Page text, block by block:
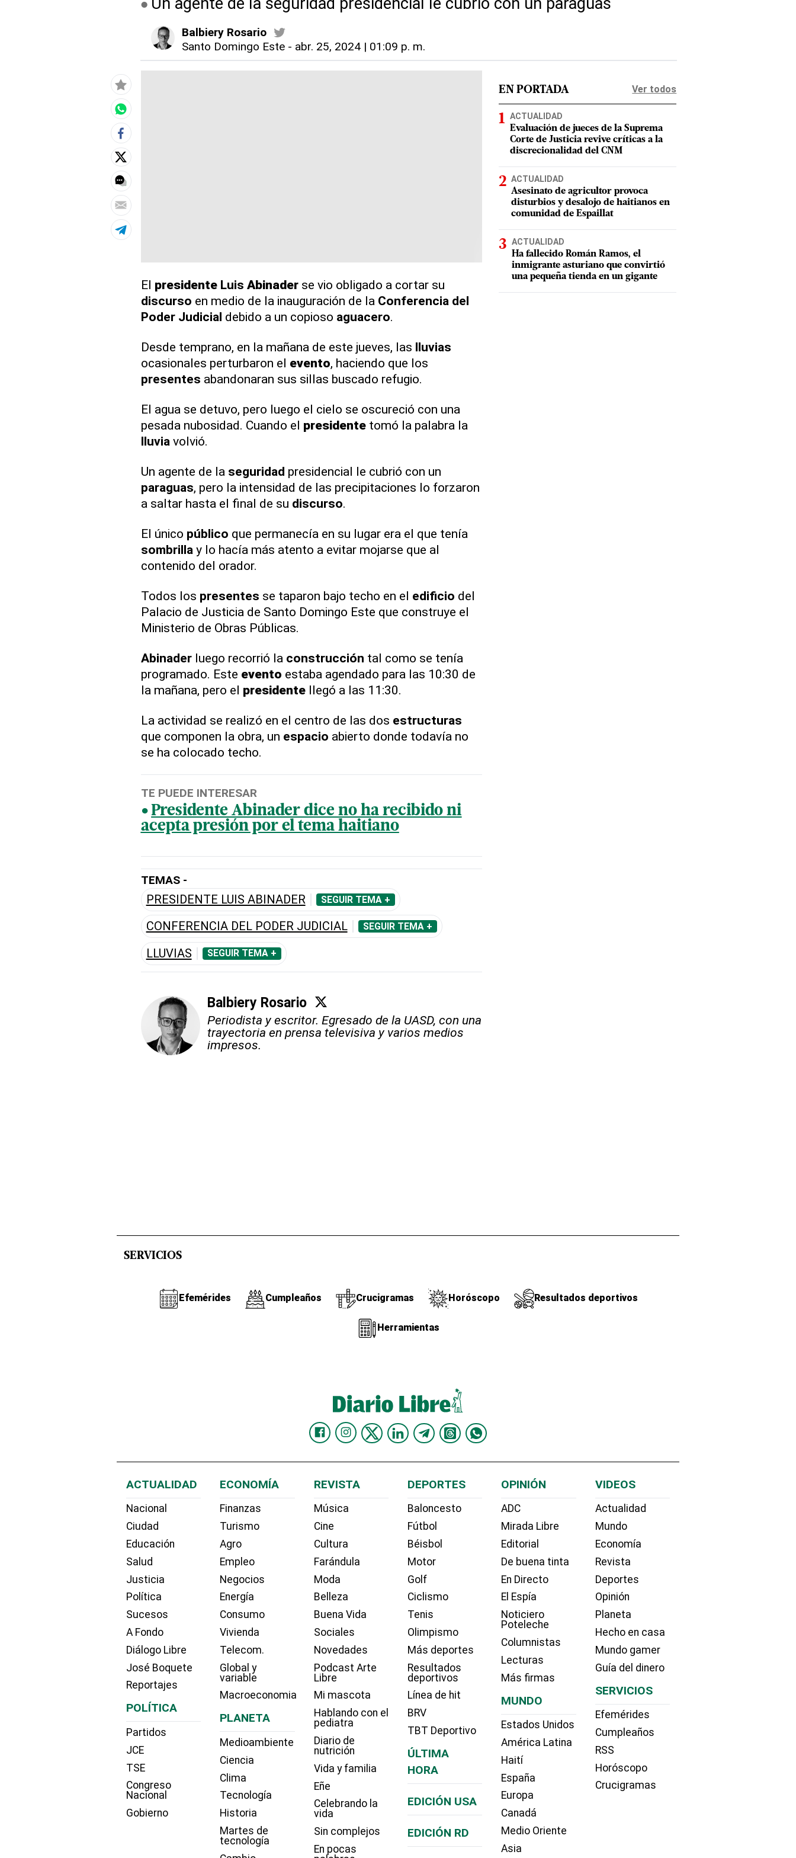
Balbiery Rosario
Santo Domingo Este - abr. 25, 2024 | 01:09 p. m.
El presidente Luis Abinaderse vio obligado a cortar su
discurso en medio de la inauguración de la Conferencia del
Poder Judicial debido a un copioso aguacero.
Desde temprano, en la mañana de este jueves, las lluvias
ocasionales perturbaron el evento, haciendo que los
presentes abandonaran sus sillas buscado refugio.
El agua se detuvo, pero luego el cielo se oscureció con una
pesada nubosidad. Cuando el presidentetomó la palabra la
lluvia volvió.
Un agente de la seguridad presidencial le cubrió con un
paraguas, pero la intensidad de las precipitaciones lo forzaron
a saltar hasta el final de su discurso.
El único público que permanecía en su lugar era el que tenía
sombrilla y lo hacía más atento a evitar mojarse que al
contenido del orador.
Todos los presentes se taparon bajo techo en el edificio del
Palacio de Justicia de Santo Domingo Este que construye el
Ministerio de Obras Públicas.
Abinaderluego recorrió la construcción tal como se tenía
programado. Este evento estaba agendado para las 10:30 de
la mañana, pero el presidentellegó a las 11:30.
La actividad se realizó en el centro de las dos estructuras
que componen la obra, un espacio abierto donde todavía no
se ha colocado techo.
TE PUEDE INTERESAR
Presidente Abinader dice no ha recibido ni
acepta presión por el tema haitiano
TEMAS -
PRESIDENTE LUIS ABINADER SEGUIR TEMA +
CONFERENCIA DEL PODER JUDICIAL SEGUIR TEMA +
LLUVIAS SEGUIR TEMA +
Balbiery Rosario
Periodista y escritor. Egresado de la UASD, con una
trayectoria en prensa televisiva y varios medios
impresos.
EN PORTADA Ver todos
ACTUALIDAD
Evaluación de jueces de la Suprema
Corte de Justicia revive críticas a la
discrecionalidad del CNM
ACTUALIDAD
Asesinato de agricultor provoca
disturbios y desalojo de haitianos en
comunidad de Espaillat
ACTUALIDAD
Ha fallecido Román Ramos, el
inmigrante asturiano que convirtió
una pequeña tienda en un gigante
SERVICIOS
Efemérides Cumpleaños Crucigramas Horóscopo Resultados deportivos
Herramientas
ACTUALIDAD
Nacional
Ciudad
Educación
Salud
Justicia
Política
Sucesos
A Fondo
Diálogo Libre
José Boquete
Reportajes
POLÍTICA
Partidos
JCE
TSE
Congreso
Nacional
Gobierno
ECONOMÍA
Finanzas
Turismo
Agro
Empleo
Negocios
Energía
Consumo
Vivienda
Telecom.
Global y
variable
Macroeconomia
PLANETA
Medioambiente
Ciencia
Clima
Tecnología
Historia
Martes de
tecnología
REVISTA
Música
Cine
Cultura
Farándula
Moda
Belleza
Buena Vida
Sociales
Novedades
Podcast Arte
Libre
Mi mascota
Hablando con el
pediatra
Diario de
nutrición
Vida y familia
Eñe
Celebrando la
vida
Sin complejos
En pocas
DEPORTES
Baloncesto
Fútbol
Béisbol
Motor
Golf
Ciclismo
Tenis
Olimpismo
Más deportes
Resultados
deportivos
Línea de hit
BRV
TBT Deportivo
ÚLTIMA
HORA
EDICIÓN USA
EDICIÓN RD
OPINIÓN
ADC
Mirada Libre
Editorial
De buena tinta
En Directo
El Espía
Noticiero
Poteleche
Columnistas
Lecturas
Más firmas
MUNDO
Estados Unidos
América Latina
Haití
España
Europa
Canadá
Medio Oriente
Asia
VIDEOS
Actualidad
Mundo
Economía
Revista
Deportes
Opinión
Planeta
Hecho en casa
Mundo gamer
Guía del dinero
SERVICIOS
Efemérides
Cumpleaños
RSS
Horóscopo
Crucigramas